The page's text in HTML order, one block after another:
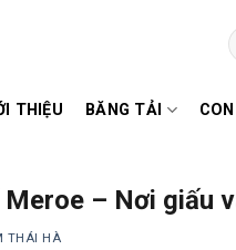
THIỆU BĂNG TẢI
Meroe – Nơi giấu
THÁI HÀ